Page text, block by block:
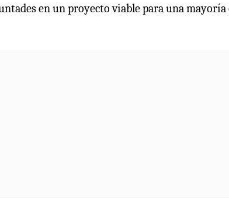
en un proyecto viable para una mayoría